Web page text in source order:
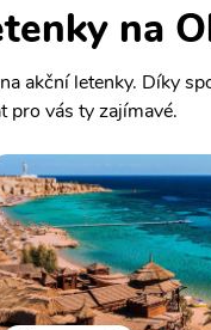
na
akční letenky. Díky
pro vás ty zajímavé.